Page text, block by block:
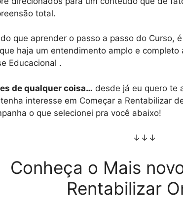
total.
que aprender o passo a passo do Curso,
haja um entendimento amplo e
Educacional .
de qualquer coisa… desde já eu quero te
interesse em Começar a Rentabilizar
o que selecionei pra você abaixo!
↓↓↓
Conheça o Mais
Rentabilizar